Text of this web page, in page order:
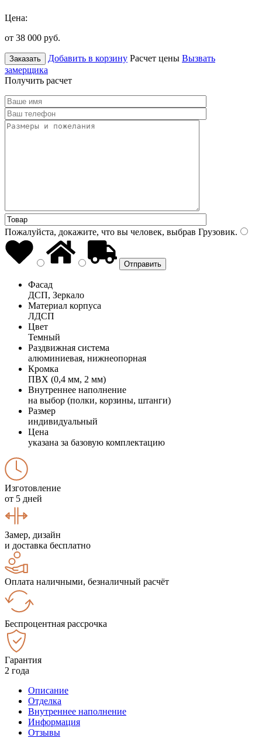
Цена:
от 38 000 руб.
Заказать Добавить в корзину Расчет цены Вызвать
замерщика
Получить расчет
Пожалуйста, докажите, что вы человек, выбрав Грузовик.
Фасад
ДСП, Зеркало
Материал корпуса
ЛДСП
Цвет
Темный
Раздвижная система
алюминиевая, нижнеопорная
Кромка
ПВХ (0,4 мм, 2 мм)
Внутреннее наполнение
на выбор (полки, корзины, штанги)
Размер
индивидуальный
Цена
указана за базовую комплектацию
Изготовление
от 5 дней
Замер, дизайн
и доставка бесплатно
Оплата наличными, безналичный расчёт
Беспроцентная рассрочка
Гарантия
2 года
Описание
Отделка
Внутреннее наполнение
Информация
Отзывы